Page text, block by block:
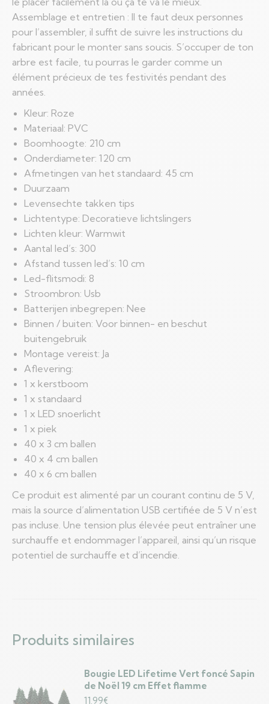
Assemblage et entretien : Il te faut deux personnes
pour l’assembler, il suffit de suivre les instructions du
fabricant pour le monter sans soucis. S’occuper de ton
arbre est facile, tu pourras le garder comme un
élément précieux de tes festivités pendant des
années.
Kleur: Roze
Materiaal: PVC
Boomhoogte: 210 cm
Onderdiameter: 120 cm
Afmetingen van het standaard: 45 cm
Duurzaam
Levensechte takken tips
Lichtentype: Decoratieve lichtslingers
Lichten kleur: Warmwit
Aantal led’s: 300
Afstand tussen led’s: 10 cm
Led-flitsmodi: 8
Stroombron: Usb
Batterijen inbegrepen: Nee
Binnen / buiten: Voor binnen- en beschut
buitengebruik
Montage vereist: Ja
Aflevering:
1 x kerstboom
1 x standaard
1 x LED snoerlicht
1 x piek
40 x 3 cm ballen
40 x 4 cm ballen
40 x 6 cm ballen
Ce produit est alimenté par un courant continu de 5 V,
mais la source d’alimentation USB certifiée de 5 V n’est
pas incluse. Une tension plus élevée peut entraîner une
surchauffe et endommager l’appareil, ainsi qu’un risque
potentiel de surchauffe et d’incendie.
Produits similaires
Bougie LED Lifetime Vert foncé Sapin
de Noël 19 cm Effet flamme
11.99€